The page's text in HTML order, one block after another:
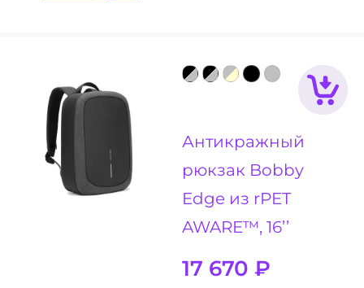
Антикражный
рюкзак Bobby
Edge из rPET
AWARE™, 16’’
17 670 ₽